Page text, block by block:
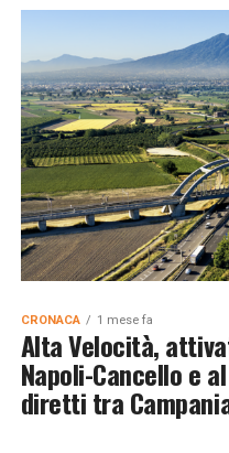
CRONACA 1 mese fa
Alta Velocità,
Napoli-Cancello e
diretti tra